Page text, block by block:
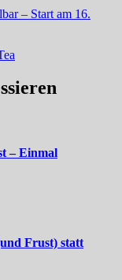
– Start am 16.
– Einmal
Frust) statt